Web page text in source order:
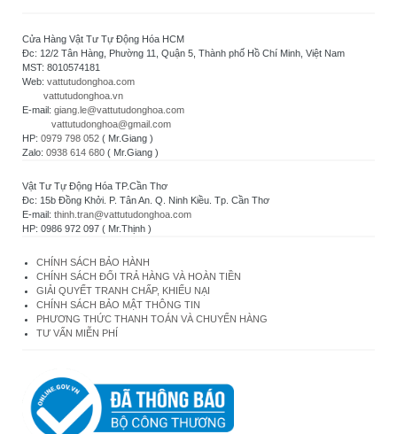
Cửa Hàng Vật Tư Tự Động Hóa HCM
Đc: 12/2 Tân Hàng, Phường 11, Quận 5, Thành phố Hồ Chí Minh, Việt Nam
MST: 8010574181
Web: vattutudonghoa.com
vattutudonghoa.vn
E-mail: giang.le@vattutudonghoa.com
vattutudonghoa@gmail.com
HP: 0979 798 052 ( Mr.Giang )
Zalo: 0938 614 680 ( Mr.Giang )
Vật Tư Tự Động Hóa TP.Cần Thơ
Đc: 15b Đồng Khởi. P. Tân An. Q. Ninh Kiều. Tp. Cần Thơ
E-mail: thinh.tran@vattutudonghoa.com
HP: 0986 972 097 ( Mr.Thịnh )
CHÍNH SÁCH BẢO HÀNH
CHÍNH SÁCH ĐỔI TRẢ HÀNG VÀ HOÀN TIỀN
GIẢI QUYẾT TRANH CHẤP, KHIẾU NẠI
CHÍNH SÁCH BẢO MẬT THÔNG TIN
PHƯƠNG THỨC THANH TOÁN VÀ CHUYỂN HÀNG
TƯ VẤN MIỄN PHÍ